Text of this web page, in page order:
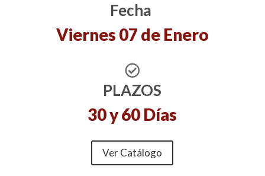
Fecha
Viernes 07 de Enero
PLAZOS
30 y 60 Días
Ver Catálogo